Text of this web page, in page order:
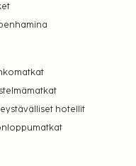
hotellit